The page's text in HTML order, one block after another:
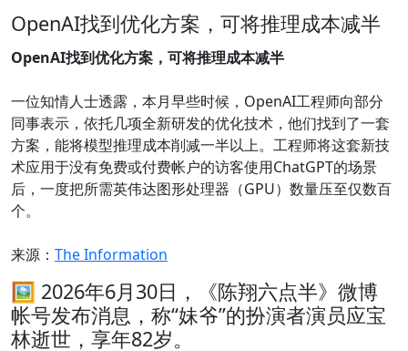
OpenAI找到优化方案，可将推理成本减半
OpenAI找到优化方案，可将推理成本减半
一位知情人士透露，本月早些时候，OpenAI工程师向部分
同事表示，依托几项全新研发的优化技术，他们找到了一套
方案，能将模型推理成本削减一半以上。工程师将这套新技
术应用于没有免费或付费帐户的访客使用ChatGPT的场景
后，一度把所需英伟达图形处理器（GPU）数量压至仅数百
个。
来源： The Information
🖼 2026年6月30日，《陈翔六点半》微博
帐号发布消息，称“妹爷”的扮演者演员应宝
林逝世，享年82岁。